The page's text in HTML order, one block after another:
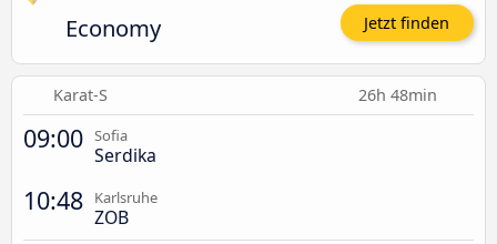
Economy Jetzt finden
Karat-S 26h 48min
09:00 Sofia
Serdika
10:48 Karlsruhe
ZOB